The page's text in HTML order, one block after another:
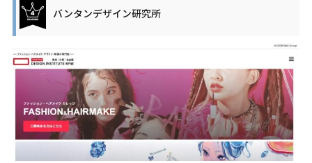
バンタンデザイン研究所